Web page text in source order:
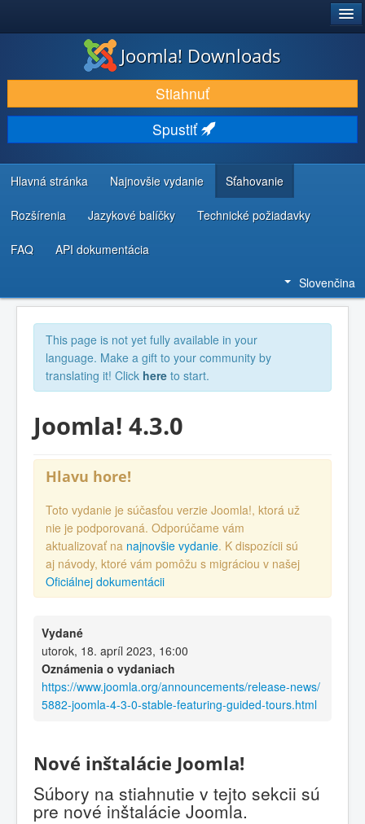
STIAHNUŤ & ROZŠÍRIŤ
OBJAVUJTE & UČTE SA
KOMUNITA & PODPORA
ZDROJE INFORMÁCIÍ PRE VÝVOJÁROV
Joomla! Downloads
Stiahnuť
Spustiť
Hlavná stránka Najnovšie vydanie Sťahovanie
Rozšírenia Jazykové balíčky Technické požiadavky
FAQ API dokumentácia
Slovenčina
This page is not yet fully available in your
language. Make a gift to your community by
translating it! Click here to start.
Joomla! 4.3.0
Hlavu hore!
Toto vydanie je súčasťou verzie Joomla!, ktorá už
nie je podporovaná. Odporúčame vám
aktualizovať na najnovšie vydanie. K dispozícii sú
aj návody, ktoré vám pomôžu s migráciou v našej
Oficiálnej dokumentácii
Vydané
utorok, 18. apríl 2023, 16:00
Oznámenia o vydaniach
https://www.joomla.org/announcements/release-news/
5882-joomla-4-3-0-stable-featuring-guided-tours.html
Nové inštalácie Joomla!
Súbory na stiahnutie v tejto sekcii sú
pre nové inštalácie Joomla.